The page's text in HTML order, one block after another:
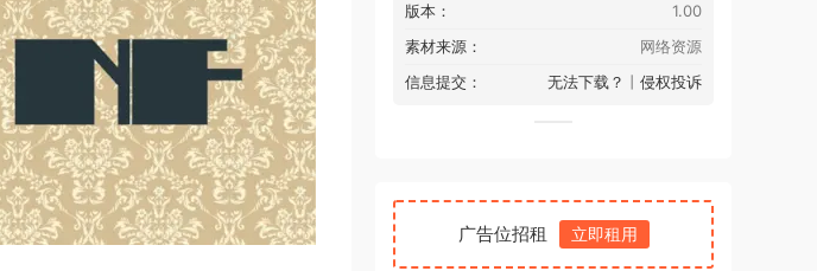
版本：
1.00
素材来源：
网络资源
信息提交：
无法下载？ 丨 侵权投诉
广告位招租 立即租用